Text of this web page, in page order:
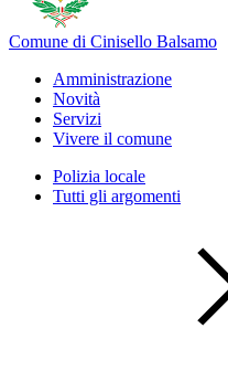
Comune di Cinisello Balsamo
Amministrazione
Novità
Servizi
Vivere il comune
Polizia locale
Tutti gli argomenti